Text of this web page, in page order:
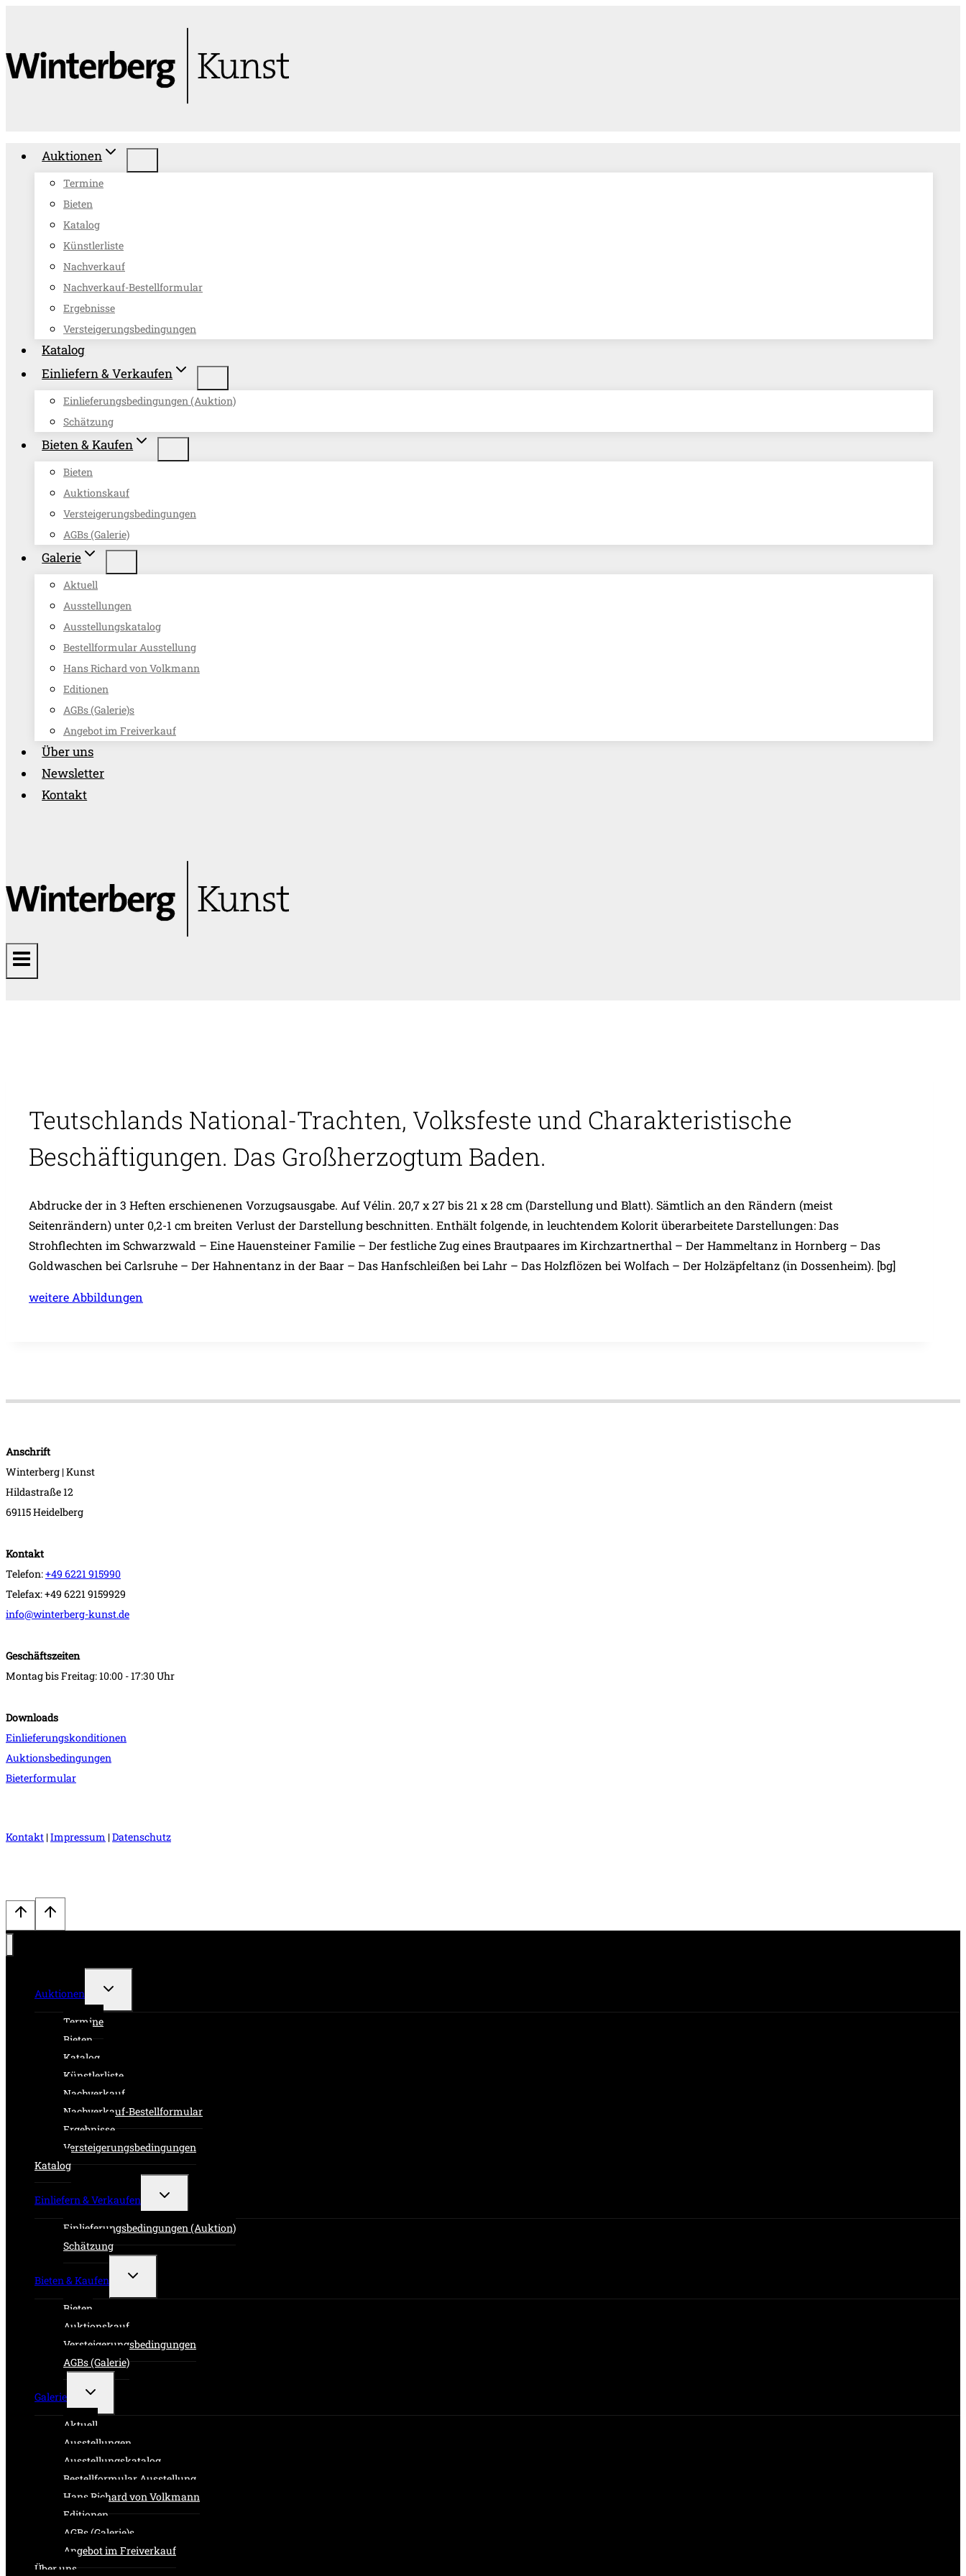
springen
Auktionen
Termine
Bieten
Katalog
Künstlerliste
Nachverkauf
Nachverkauf-Bestellformular
Ergebnisse
Versteigerungsbedingungen
Katalog
Einliefern & Verkaufen
Einlieferungsbedingungen (Auktion)
Schätzung
Bieten & Kaufen
Bieten
Auktionskauf
Versteigerungsbedingungen
AGBs (Galerie)
Galerie
Aktuell
Ausstellungen
Ausstellungskatalog
Bestellformular Ausstellung
Hans Richard von Volkmann
Editionen
AGBs (Galerie)s
Angebot im Freiverkauf
Über uns
Newsletter
Kontakt
Teutschlands National-Trachten, Volksfeste und Charakteristische
Beschäftigungen. Das Großherzogtum Baden.
Abdrucke der in 3 Heften erschienenen Vorzugsausgabe. Auf Vélin. 20,7 x 27 bis 21 x 28 cm (Darstellung und Blatt). Sämtlich an den Rändern (meist
Seitenrändern) unter 0,2-1 cm breiten Verlust der Darstellung beschnitten. Enthält folgende, in leuchtendem Kolorit überarbeitete Darstellungen: Das
Strohflechten im Schwarzwald – Eine Hauensteiner Familie – Der festliche Zug eines Brautpaares im Kirchzartnerthal – Der Hammeltanz in Hornberg – Das
Goldwaschen bei Carlsruhe – Der Hahnentanz in der Baar – Das Hanfschleißen bei Lahr – Das Holzflözen bei Wolfach – Der Holzäpfeltanz (in Dossenheim). [bg]
weitere Abbildungen
Anschrift
Winterberg | Kunst
Hildastraße 12
69115 Heidelberg
Kontakt
Telefon:+49 6221 915990
Telefax: +49 6221 9159929
info@winterberg-kunst.de
Geschäftszeiten
Montag bis Freitag: 10:00 - 17:30 Uhr
Downloads
Einlieferungskonditionen
Auktionsbedingungen
Bieterformular
Kontakt |Impressum |Datenschutz
Auktionen
Untermenü
Termine
Bieten
Katalog
Künstlerliste
Nachverkauf
Nachverkauf-Bestellformular
Ergebnisse
Versteigerungsbedingungen
Katalog
Einliefern & Verkaufen
Untermenü
Einlieferungsbedingungen (Auktion)
Schätzung
Bieten & Kaufen
Untermenü
Bieten
Auktionskauf
Versteigerungsbedingungen
AGBs (Galerie)
Galerie
Untermenü
Aktuell
Ausstellungen
Ausstellungskatalog
Bestellformular Ausstellung
Hans Richard von Volkmann
Editionen
AGBs (Galerie)s
Angebot im Freiverkauf
Über uns